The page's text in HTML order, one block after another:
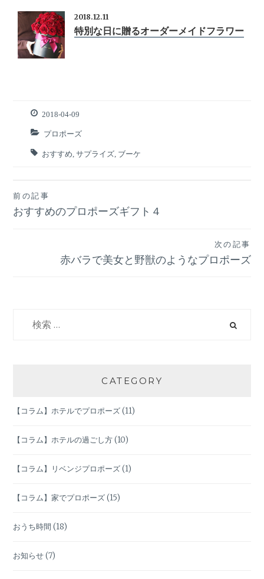
2018.12.11
特別な日に贈るオーダーメイドフラワー
2018-04-09
プロポーズ
おすすめ ,サプライズ ブーケ
投
前の記事
おすすめのプロポーズギフト４
次の記事
赤バラで美女と野獣のようなプロポーズ
CATEGORY
【コラム】ホテルでプロポーズ(11)
【コラム】ホテルの過ごし方(10)
【コラム】リベンジプロポーズ(1)
【コラム】家でプロポーズ(15)
おうち時間 (18)
お知らせ(7)